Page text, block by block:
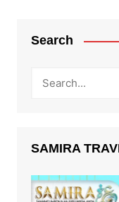
Search
SAMIRA